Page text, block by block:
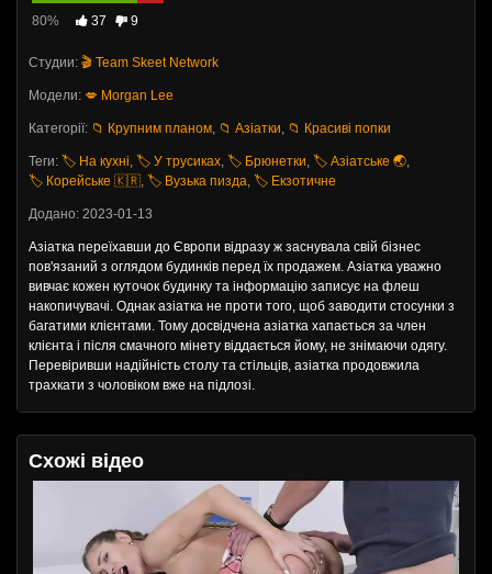
80% 37 9
Студии: 🎬 Team Skeet Network
Модели: 💋 Morgan Lee
Категорії: 📁 Крупним планом, 📁 Азіатки, 📁 Красиві попки
Теги: 🏷️ На кухні, 🏷️ У трусиках, 🏷️ Брюнетки, 🏷️ Азіатське 🌏,
🏷️ Корейське 🇰🇷, 🏷️ Вузька пизда, 🏷️ Екзотичне
Додано: 2023-01-13
Азіатка переїхавши до Європи відразу ж заснувала свій бізнес
пов'язаний з оглядом будинків перед їх продажем. Азіатка уважно
вивчає кожен куточок будинку та інформацію записує на флеш
накопичувачі. Однак азіатка не проти того, щоб заводити стосунки з
багатими клієнтами. Тому досвідчена азіатка хапається за член
клієнта і після смачного мінету віддається йому, не знімаючи одягу.
Перевіривши надійність столу та стільців, азіатка продовжила
трахкати з чоловіком вже на підлозі.
Схожі відео